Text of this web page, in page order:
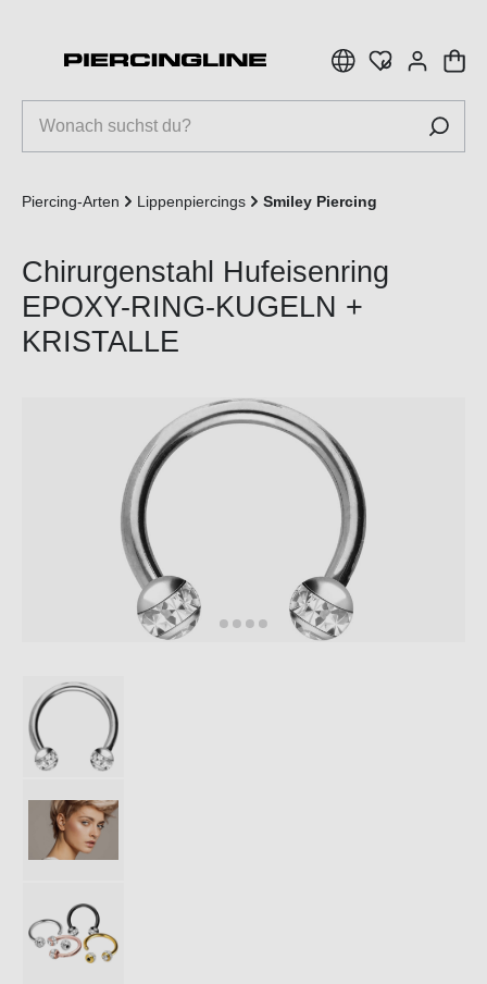
Piercing-Arten Lippenpiercings Smiley Piercing
Chirurgenstahl Hufeisenring
EPOXY-RING-KUGELN +
KRISTALLE